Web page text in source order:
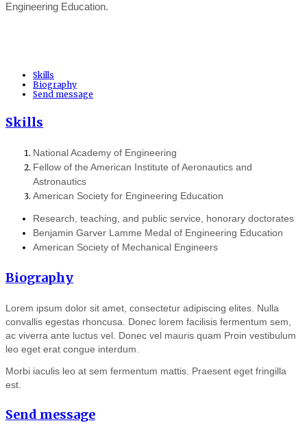
Engineering Education.
Skills
Biography
Send message
Skills
National Academy of Engineering
Fellow of the American Institute of Aeronautics and
Astronautics
American Society for Engineering Education
Research, teaching, and public service, honorary doctorates
Benjamin Garver Lamme Medal of Engineering Education
American Society of Mechanical Engineers
Biography
Lorem ipsum dolor sit amet, consectetur adipiscing elites. Nulla
convallis egestas rhoncusa. Donec lorem facilisis fermentum sem,
ac viverra ante luctus vel. Donec vel mauris quam Proin vestibulum
leo eget erat congue interdum.
Morbi iaculis leo at sem fermentum mattis. Praesent eget fringilla
est.
Send message